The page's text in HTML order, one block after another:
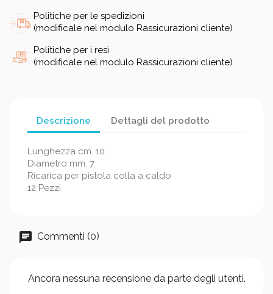
Politiche per le spedizioni
(modificale nel modulo Rassicurazioni cliente)
Politiche per i resi
(modificale nel modulo Rassicurazioni cliente)
Descrizione Dettagli del prodotto
Lunghezza cm. 10
Diametro mm. 7
Ricarica per pistola colla a caldo
12 Pezzi
Commenti (0)
Ancora nessuna recensione da parte degli utenti.